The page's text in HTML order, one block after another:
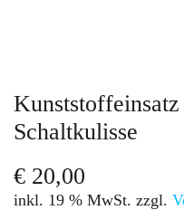
Schaltkulisse
€ 20,00
inkl. 19 % MwSt. zzgl.